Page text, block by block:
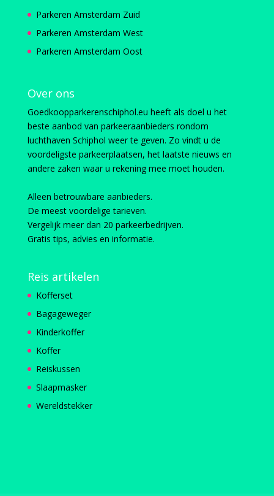
Parkeren Amsterdam Zuid
Parkeren Amsterdam West
Parkeren Amsterdam Oost
Over ons
Goedkoopparkerenschiphol.eu heeft als doel u het
beste aanbod van parkeeraanbieders rondom
luchthaven Schiphol weer te geven. Zo vindt u de
voordeligste parkeerplaatsen, het laatste nieuws en
andere zaken waar u rekening mee moet houden.
Alleen betrouwbare aanbieders.
De meest voordelige tarieven.
Vergelijk meer dan 20 parkeerbedrijven.
Gratis tips, advies en informatie.
Reis artikelen
Kofferset
Bagageweger
Kinderkoffer
Koffer
Reiskussen
Slaapmasker
Wereldstekker